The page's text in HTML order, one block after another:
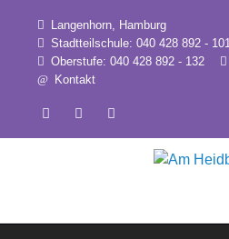
Langenhorn, Hamburg
Stadtteilschule: 040 428 892 - 101
Oberstufe: 040 428 892 - 132
Kontakt